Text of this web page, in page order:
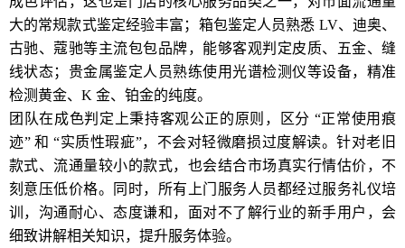
大的常规款式鉴定经验丰富；箱包鉴定人员熟悉 LV、迪奥、
古驰、蔻驰等主流包包品牌，能够客观判定皮质、五金、缝
线状态；贵金属鉴定人员熟练使用光谱检测仪等设备，精准
检测黄金、K 金、铂金的纯度。
团队在成色判定上秉持客观公正的原则，区分 “正常使用痕
迹” 和 “实质性瑕疵”，不会对轻微磨损过度解读。针对老旧
款式、流通量较小的款式，也会结合市场真实行情估价，不
刻意压低价格。同时，所有上门服务人员都经过服务礼仪培
训，沟通耐心、态度谦和，面对不了解行业的新手用户，会
细致讲解相关知识，提升服务体验。